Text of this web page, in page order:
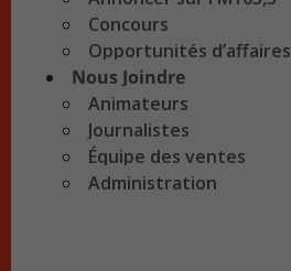
Concours
Opportunités d’affaires
Nous Joindre
Animateurs
Journalistes
Équipe des ventes
Administration